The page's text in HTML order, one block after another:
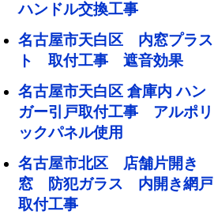
ハンドル交換工事
名古屋市天白区 内窓プラス
ト 取付工事 遮音効果
名古屋市天白区 倉庫内 ハン
ガー引戸取付工事 アルポリ
ックパネル使用
名古屋市北区 店舗片開き
窓 防犯ガラス 内開き網戸
取付工事